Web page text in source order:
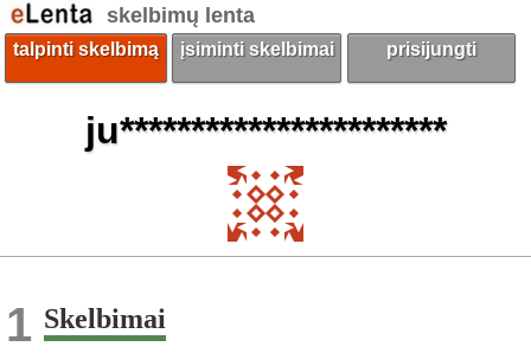
skelbimų lenta
talpinti skelbimą įsiminti skelbimai prisijungti
ju***********************
1 Skelbimai